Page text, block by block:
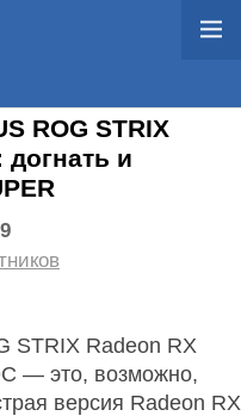
ROG STRIX
догнать и
STRIX Radeon RX
— это, возможно,
версия Radeon RX